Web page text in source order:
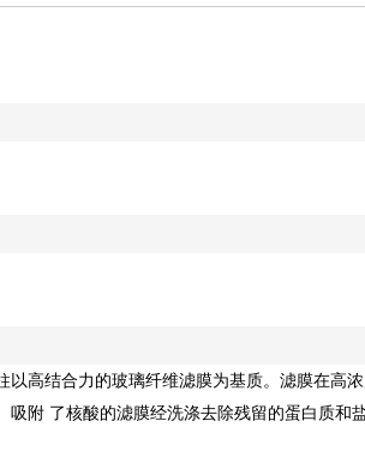
以高结合力的玻璃纤维滤膜为基质。滤膜在高
吸附 了核酸的滤膜经洗涤去除残留的蛋白质和